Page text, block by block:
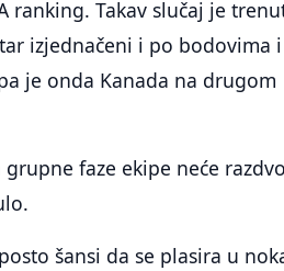
ranking. Takav slučaj je
izjednačeni i po bodovima
je onda Kanada na drugom
faze ekipe neće
šansi da se plasira u